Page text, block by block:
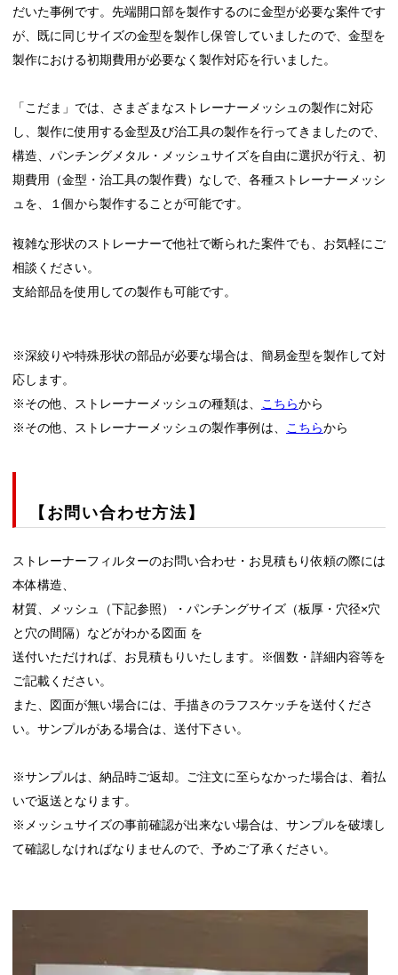
だいた事例です。先端開口部を製作するのに金型が必要な案件です
が、既に同じサイズの金型を製作し保管していましたので、金型を
製作における初期費用が必要なく製作対応を行いました。
「こだま」では、さまざまなストレーナーメッシュの製作に対応
し、製作に使用する金型及び治工具の製作を行ってきましたので、
構造、パンチングメタル・メッシュサイズを自由に選択が行え、初
期費用（金型・治工具の製作費）なしで、各種ストレーナーメッシ
ュを、１個から製作することが可能です。
複雑な形状のストレーナーで他社で断られた案件でも、お気軽にご
相談ください。
支給部品を使用しての製作も可能です。
※深絞りや特殊形状の部品が必要な場合は、簡易金型を製作して対
応します。
※その他、ストレーナーメッシュの種類は、 こちらから
※その他、ストレーナーメッシュの製作事例は、 こちらから
【お問い合わせ方法】
ストレーナーフィルターのお問い合わせ・お見積もり依頼の際には
本体構造、
材質、メッシュ（下記参照）・パンチングサイズ（板厚・穴径×穴
と穴の間隔）などがわかる図面 を
送付いただければ、お見積もりいたします。※個数・詳細内容等を
ご記載ください。
また、図面が無い場合には、手描きのラフスケッチを送付くださ
い。サンプルがある場合は、送付下さい。
※サンプルは、納品時ご返却。ご注文に至らなかった場合は、着払
いで返送となります。
※メッシュサイズの事前確認が出来ない場合は、サンプルを破壊し
て確認しなければなりませんので、予めご了承ください。